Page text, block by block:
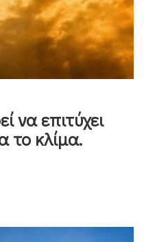
να επιτύχει
το κλίμα.